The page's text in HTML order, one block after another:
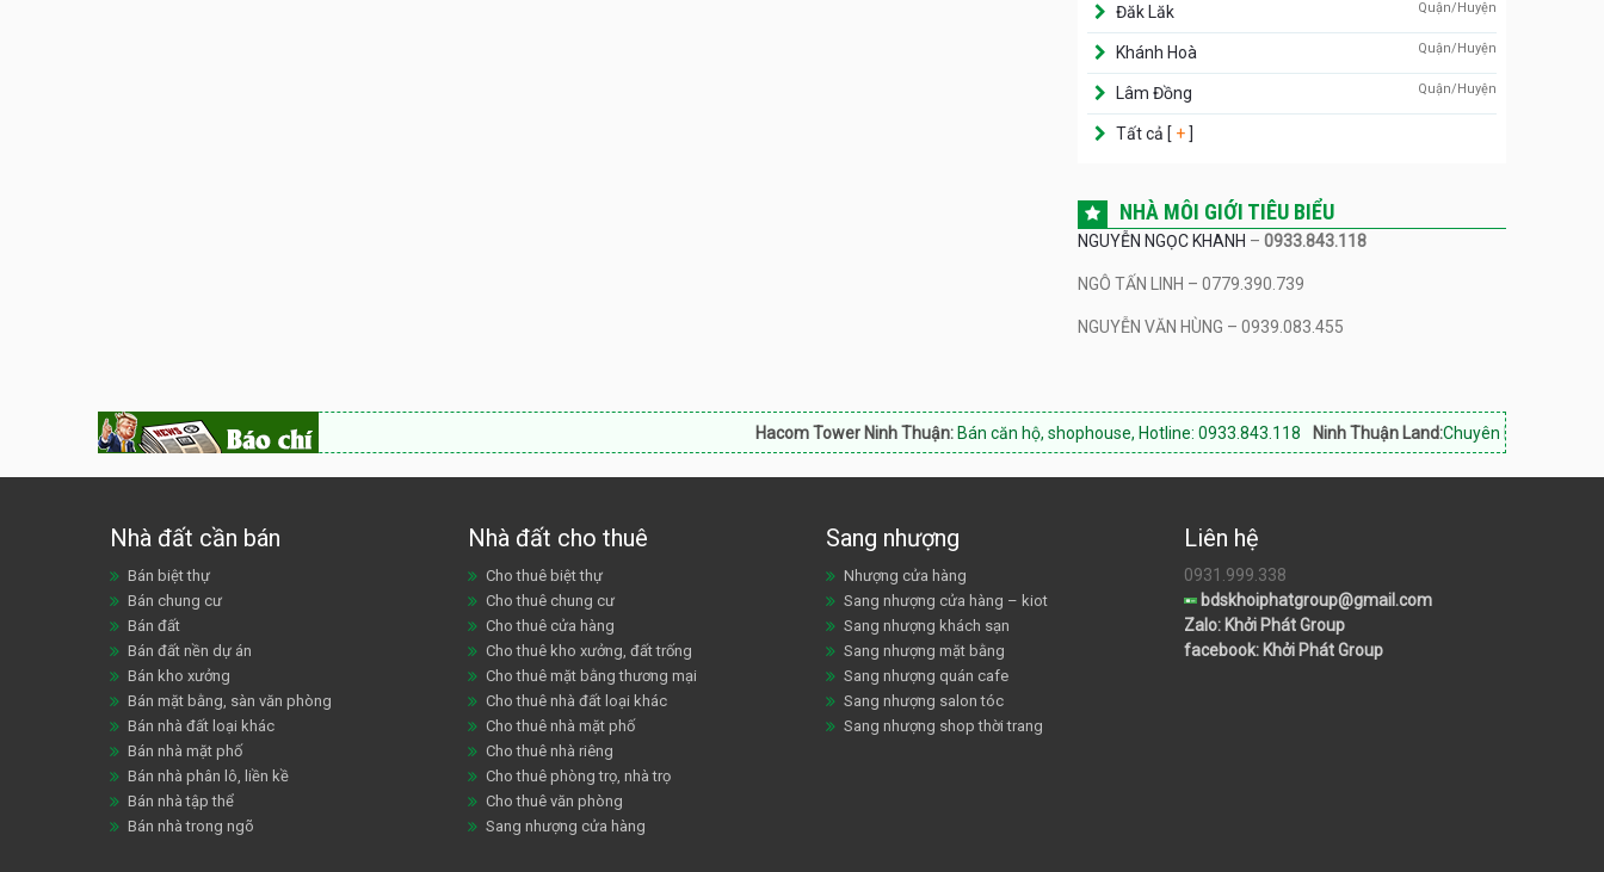
Đăk Lăk Quận/Huyện
Khánh Hoà Quận/Huyện
Lâm Đồng Quận/Huyện
Tất cả [ +]
NHÀ MÔI GIỚI TIÊU BIỂU
NGUYỄN NGỌC KHANH –0933.843.118
NGÔ TẤN LINH – 0779.390.739
NGUYỄN VĂN HÙNG – 0939.083.455
Hacom Tower Ninh Thuận:Bán căn hộ, shophouse, Hotline: 0933.843.118 Ninh Thuận Land:Chuyên bất động sản Phan
Nhà đất cần bán
Bán biệt thự
Bán chung cư
Bán đất
Bán đất nền dự án
Bán kho xưởng
Bán mặt bằng, sàn văn phòng
Bán nhà đất loại khác
Bán nhà mặt phố
Bán nhà phân lô, liền kề
Bán nhà tập thể
Bán nhà trong ngõ
Nhà đất cho thuê
Cho thuê biệt thự
Cho thuê chung cư
Cho thuê cửa hàng
Cho thuê kho xưởng, đất trống
Cho thuê mặt bằng thương mại
Cho thuê nhà đất loại khác
Cho thuê nhà mặt phố
Cho thuê nhà riêng
Cho thuê phòng trọ, nhà trọ
Cho thuê văn phòng
Sang nhượng cửa hàng
Sang nhượng
Nhượng cửa hàng
Sang nhượng cửa hàng – kiot
Sang nhượng khách sạn
Sang nhượng mặt bằng
Sang nhượng quán cafe
Sang nhượng salon tóc
Sang nhượng shop thời trang
Liên hệ
0931.999.338
bdskhoiphatgroup@gmail.com
Zalo: Khởi Phát Group
facebook: Khởi Phát Group